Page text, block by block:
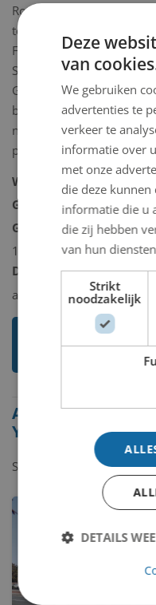
Rotterdam Museum
te Venlo, Stedelijk
Frans Hals Museum
Stedelijk Museum
Gemeente Museum
bevindt zijn werk zich in
nationale en
privécollecties.
Woonplaats:
Dordrecht
Geboorteplaats: Den
Geboortedatum:
1933
Datum overlijden:
augustus 2009
Ik weet meer over deze
Alle beelden van
Ylstra
Showing of1item.
Deze
van
We gebruiken
advertenties te
verkeer te
informatie over
met onze
die deze
informatie die u
die zij hebben
van hun
Strikt
noodzakelijk
DETAILS